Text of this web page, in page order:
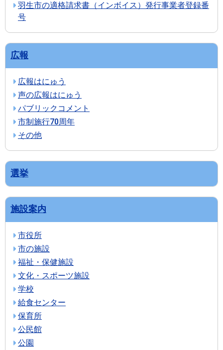
羽生市の適格請求書（インボイス）発行事業者登録番
号
広報
広報はにゅう
声の広報はにゅう
パブリックコメント
市制施行70周年
その他
選挙
施設案内
市役所
市の施設
福祉・保健施設
文化・スポーツ施設
学校
給食センター
保育所
公民館
公園